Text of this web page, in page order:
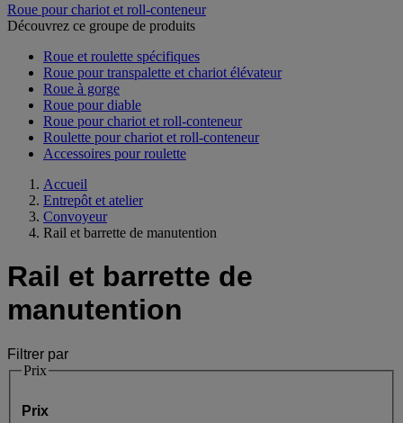
Roue pour chariot et roll-conteneur
Découvrez ce groupe de produits
Roue et roulette spécifiques
Roue pour transpalette et chariot élévateur
Roue à gorge
Roue pour diable
Roue pour chariot et roll-conteneur
Roulette pour chariot et roll-conteneur
Accessoires pour roulette
Accueil
Entrepôt et atelier
Convoyeur
Rail et barrette de manutention
Rail et barrette de
manutention
Filtrer par
Prix
Prix